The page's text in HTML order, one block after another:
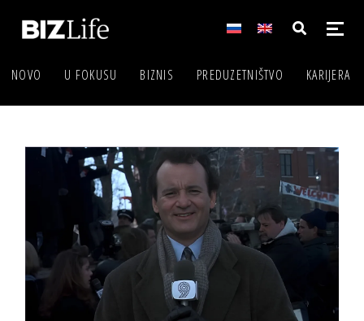
NOVO U FOKUSU BIZNIS PREDUZETNIŠTVO KARIJERA